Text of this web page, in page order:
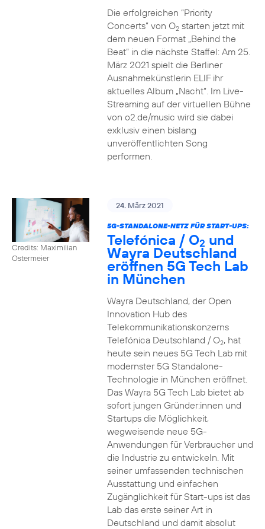
Die erfolgreichen “Priority
Concerts” von O2starten jetzt mit
dem neuen Format „Behind the
Beat“ in die nächste Staffel: Am 25.
März 2021 spielt die Berliner
Ausnahmekünstlerin ELIF ihr
aktuelles Album „Nacht“. Im Live-
Streaming auf der virtuellen Bühne
von o2.de/music wird sie dabei
exklusiv einen bislang
unveröffentlichten Song
performen.
Credits: Maximilian
Ostermeier
24. März 2021
5G-STANDALONE-NETZ FÜR START-UPS:
Telefónica / O2 und
Wayra Deutschland
eröffnen 5G Tech Lab
in München
Wayra Deutschland, der Open
Innovation Hub des
Telekommunikationskonzerns
Telefónica Deutschland / O2, hat
heute sein neues 5G Tech Lab mit
modernster 5G Standalone-
Technologie in München eröffnet.
Das Wayra 5G Tech Lab bietet ab
sofort jungen Gründer:innen und
Startups die Möglichkeit,
wegweisende neue 5G-
Anwendungen für Verbraucher und
die Industrie zu entwickeln. Mit
seiner umfassenden technischen
Ausstattung und einfachen
Zugänglichkeit für Start-ups ist das
Lab das erste seiner Art in
Deutschland und damit absolut